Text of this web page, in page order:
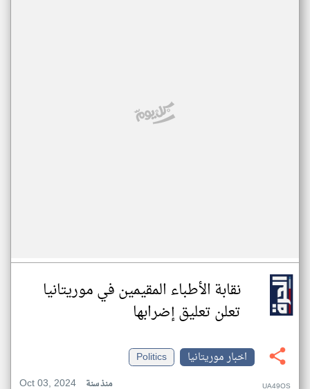
نقابة الأطباء المقيمين في موريتانيا
تعلن تعليق إضرابها
اخبار موريتانيا
Politics
Oct 03, 2024
منذ سنة